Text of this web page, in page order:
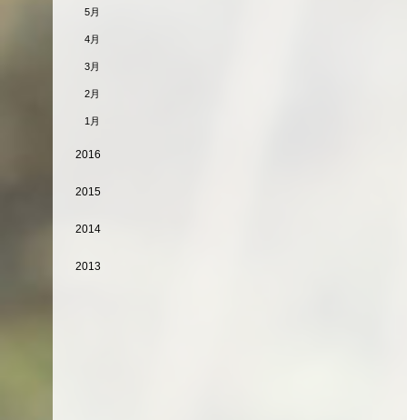
5月
4月
3月
2月
1月
2016
2015
2014
2013